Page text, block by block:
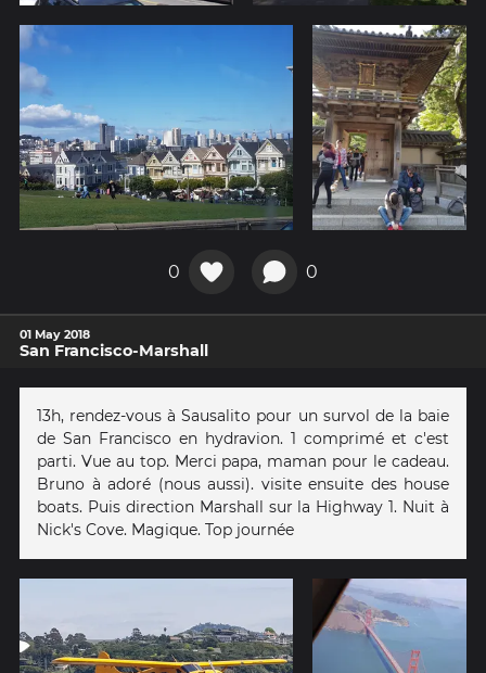
0 0
01 May 2018
San Francisco-Marshall
13h, rendez-vous à Sausalito pour un survol de la baie
de San Francisco en hydravion. 1 comprimé et c'est
parti. Vue au top. Merci papa, maman pour le cadeau.
Bruno à adoré (nous aussi). visite ensuite des house
boats. Puis direction Marshall sur la Highway 1. Nuit à
Nick's Cove. Magique. Top journée